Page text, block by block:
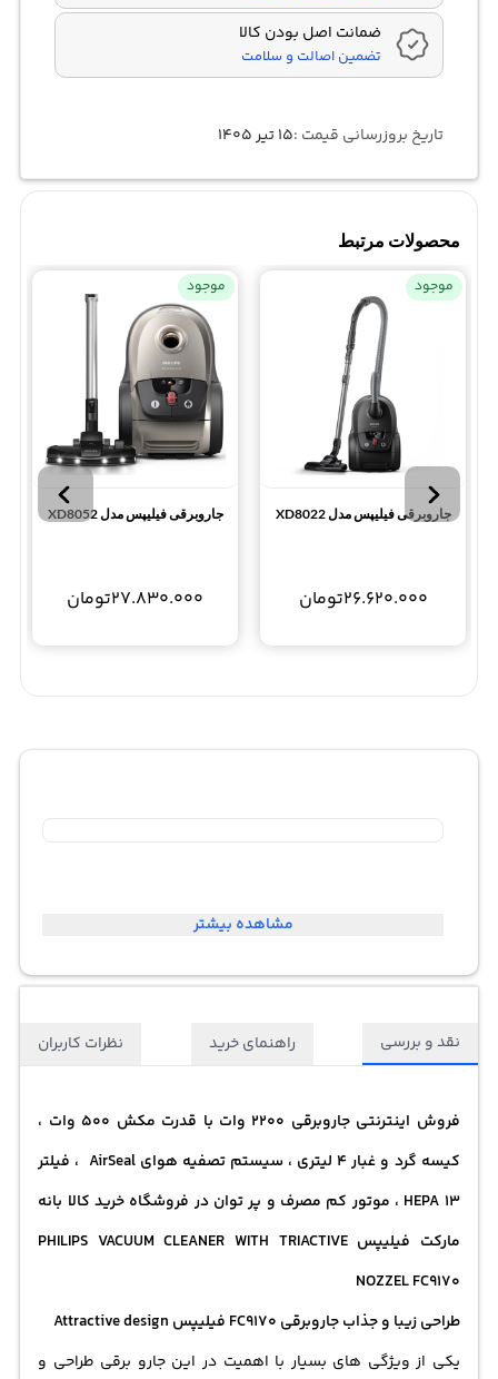
ضمانت اصل بودن کالا
تضمین اصالت و سلامت
تاریخ بروزرسانی قیمت :۱۵ تیر ۱۴۰۵
محصولات مرتبط
موجود
جاروبرقی فیلیپس مدل XD8022
26.620.000تومان
موجود
جاروبرقی فیلیپس مدل XD8052
27.830.000تومان
مشاهده بیشتر
نقد و بررسی راهنمای خرید نظرات کاربران
فروش اینترنتیجاروبرقی
2200 وات با قدرت مکش 500 وات ،
کیسه گرد و غبار 4 لیتری ، سیستم تصفیه هوای AirSeal ، فیلتر
13 HEPA ، موتور کم مصرف و پر توان در فروشگاه خرید کالا بانه
مارکت فیلیپس PHILIPS VACUUM CLEANER WITH TRIACTIVE
NOZZEL FC9170
طراحی زیبا و جذاب جاروبرقی FC9170 فیلیپس Attractive design
یکی از ویژگی های بسیار با اهمیت در این جارو برقی طراحی و